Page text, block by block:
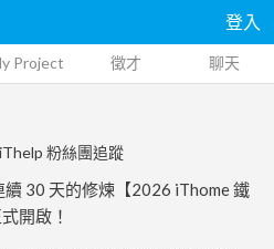
登入
Project 徵才 聊天
粉絲團追蹤
30 天的修煉【2026 iThome 鐵
開啟！